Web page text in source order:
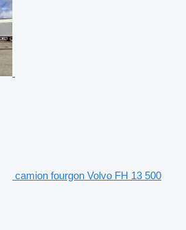
camion fourgon Volvo FH 13 500